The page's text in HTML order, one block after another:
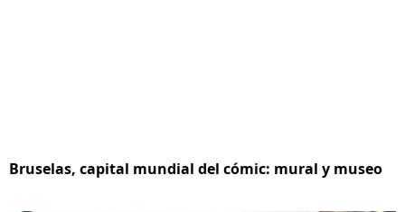
Bruselas, capital mundial del cómic: mural y museo